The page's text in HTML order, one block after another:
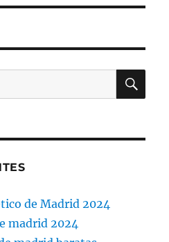
de Madrid 2024
madrid 2024